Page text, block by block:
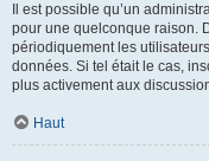
Il est possible qu’un
pour une quelconque raison.
périodiquement les
données. Si tel était le cas,
plus activement aux
Haut